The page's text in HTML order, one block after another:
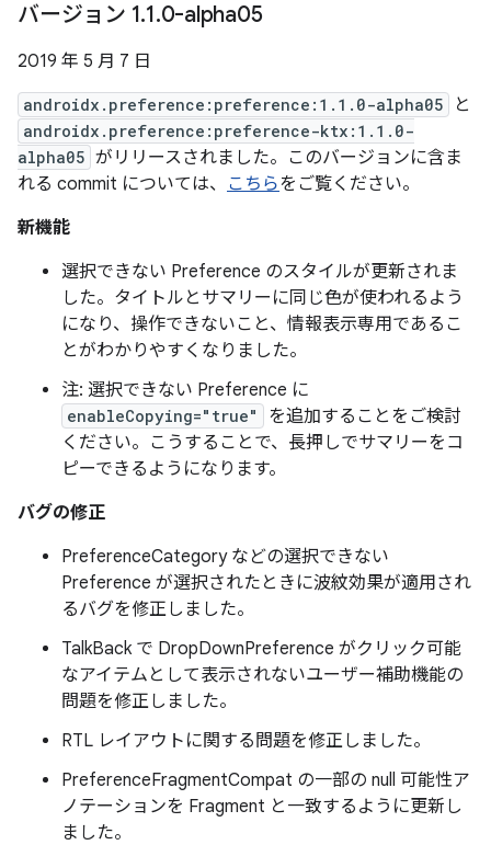
バージョン 1.1.0-alpha05
2019 年 5 月 7 日
androidx.preference:preference:1.1.0-alpha05 と
androidx.preference:preference-ktx:1.1.0-
alpha05 がリリースされました。このバージョンに含ま
れる commit については、 こちらをご覧ください。
新機能
選択できない Preference のスタイルが更新されま
した。タイトルとサマリーに同じ色が使われるよう
になり、操作できないこと、情報表示専用であるこ
とがわかりやすくなりました。
注: 選択できない Preference に
enableCopying="true"
を追加することをご検討
ください。こうすることで、長押しでサマリーをコ
ピーできるようになります。
バグの修正
PreferenceCategory などの選択できない
Preference が選択されたときに波紋効果が適用され
るバグを修正しました。
TalkBack で DropDownPreference がクリック可能
なアイテムとして表示されないユーザー補助機能の
問題を修正しました。
RTL レイアウトに関する問題を修正しました。
PreferenceFragmentCompat の一部の null 可能性ア
ノテーションを Fragment と一致するように更新し
ました。